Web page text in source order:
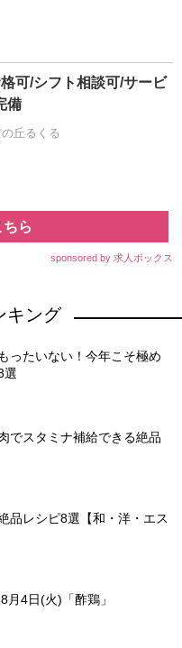
可/シフト相談可/サービ
備
丘るくる
ら
sponsored by 求人ボックス
キング
ったいない！今年こそ極め
選
でスタミナ補給できる絶品
品レシピ8選【和・洋・エス
月4日(火)「酢鶏」